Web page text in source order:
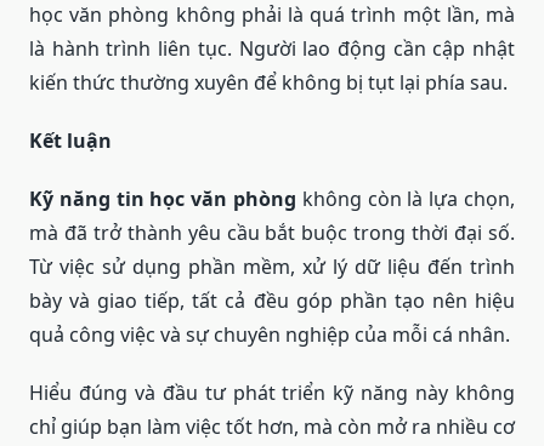
học văn phòng không phải là quá trình một lần, mà
là hành trình liên tục. Người lao động cần cập nhật
kiến thức thường xuyên để không bị tụt lại phía sau.
Kết luận
Kỹ năng tin học văn phòng không còn là lựa chọn,
mà đã trở thành yêu cầu bắt buộc trong thời đại số.
Từ việc sử dụng phần mềm, xử lý dữ liệu đến trình
bày và giao tiếp, tất cả đều góp phần tạo nên hiệu
quả công việc và sự chuyên nghiệp của mỗi cá nhân.
Hiểu đúng và đầu tư phát triển kỹ năng này không
chỉ giúp bạn làm việc tốt hơn, mà còn mở ra nhiều cơ